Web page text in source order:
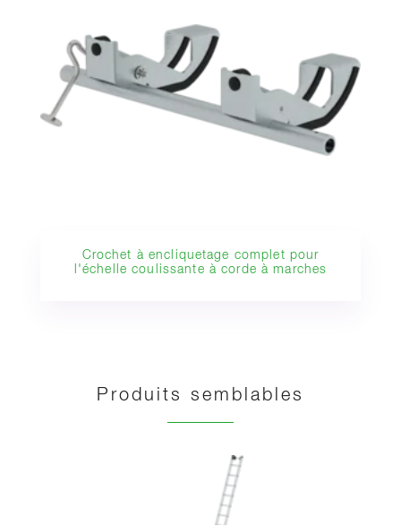
Crochet à encliquetage complet pour
l'échelle coulissante à corde à marches
Produits semblables